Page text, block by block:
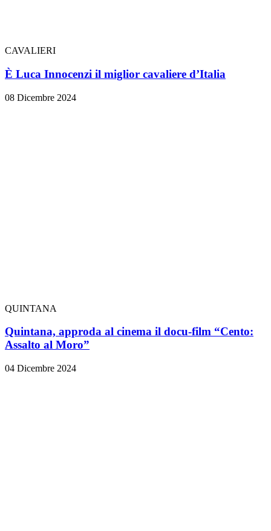
CAVALIERI
È Luca Innocenzi il miglior cavaliere d’Italia
08 Dicembre 2024
QUINTANA
Quintana, approda al cinema il docu-film “Cento:
Assalto al Moro”
04 Dicembre 2024